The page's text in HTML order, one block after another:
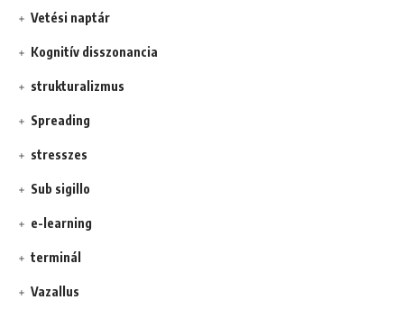
Vetési naptár
Kognitív disszonancia
strukturalizmus
Spreading
stresszes
Sub sigillo
e-learning
terminál
Vazallus